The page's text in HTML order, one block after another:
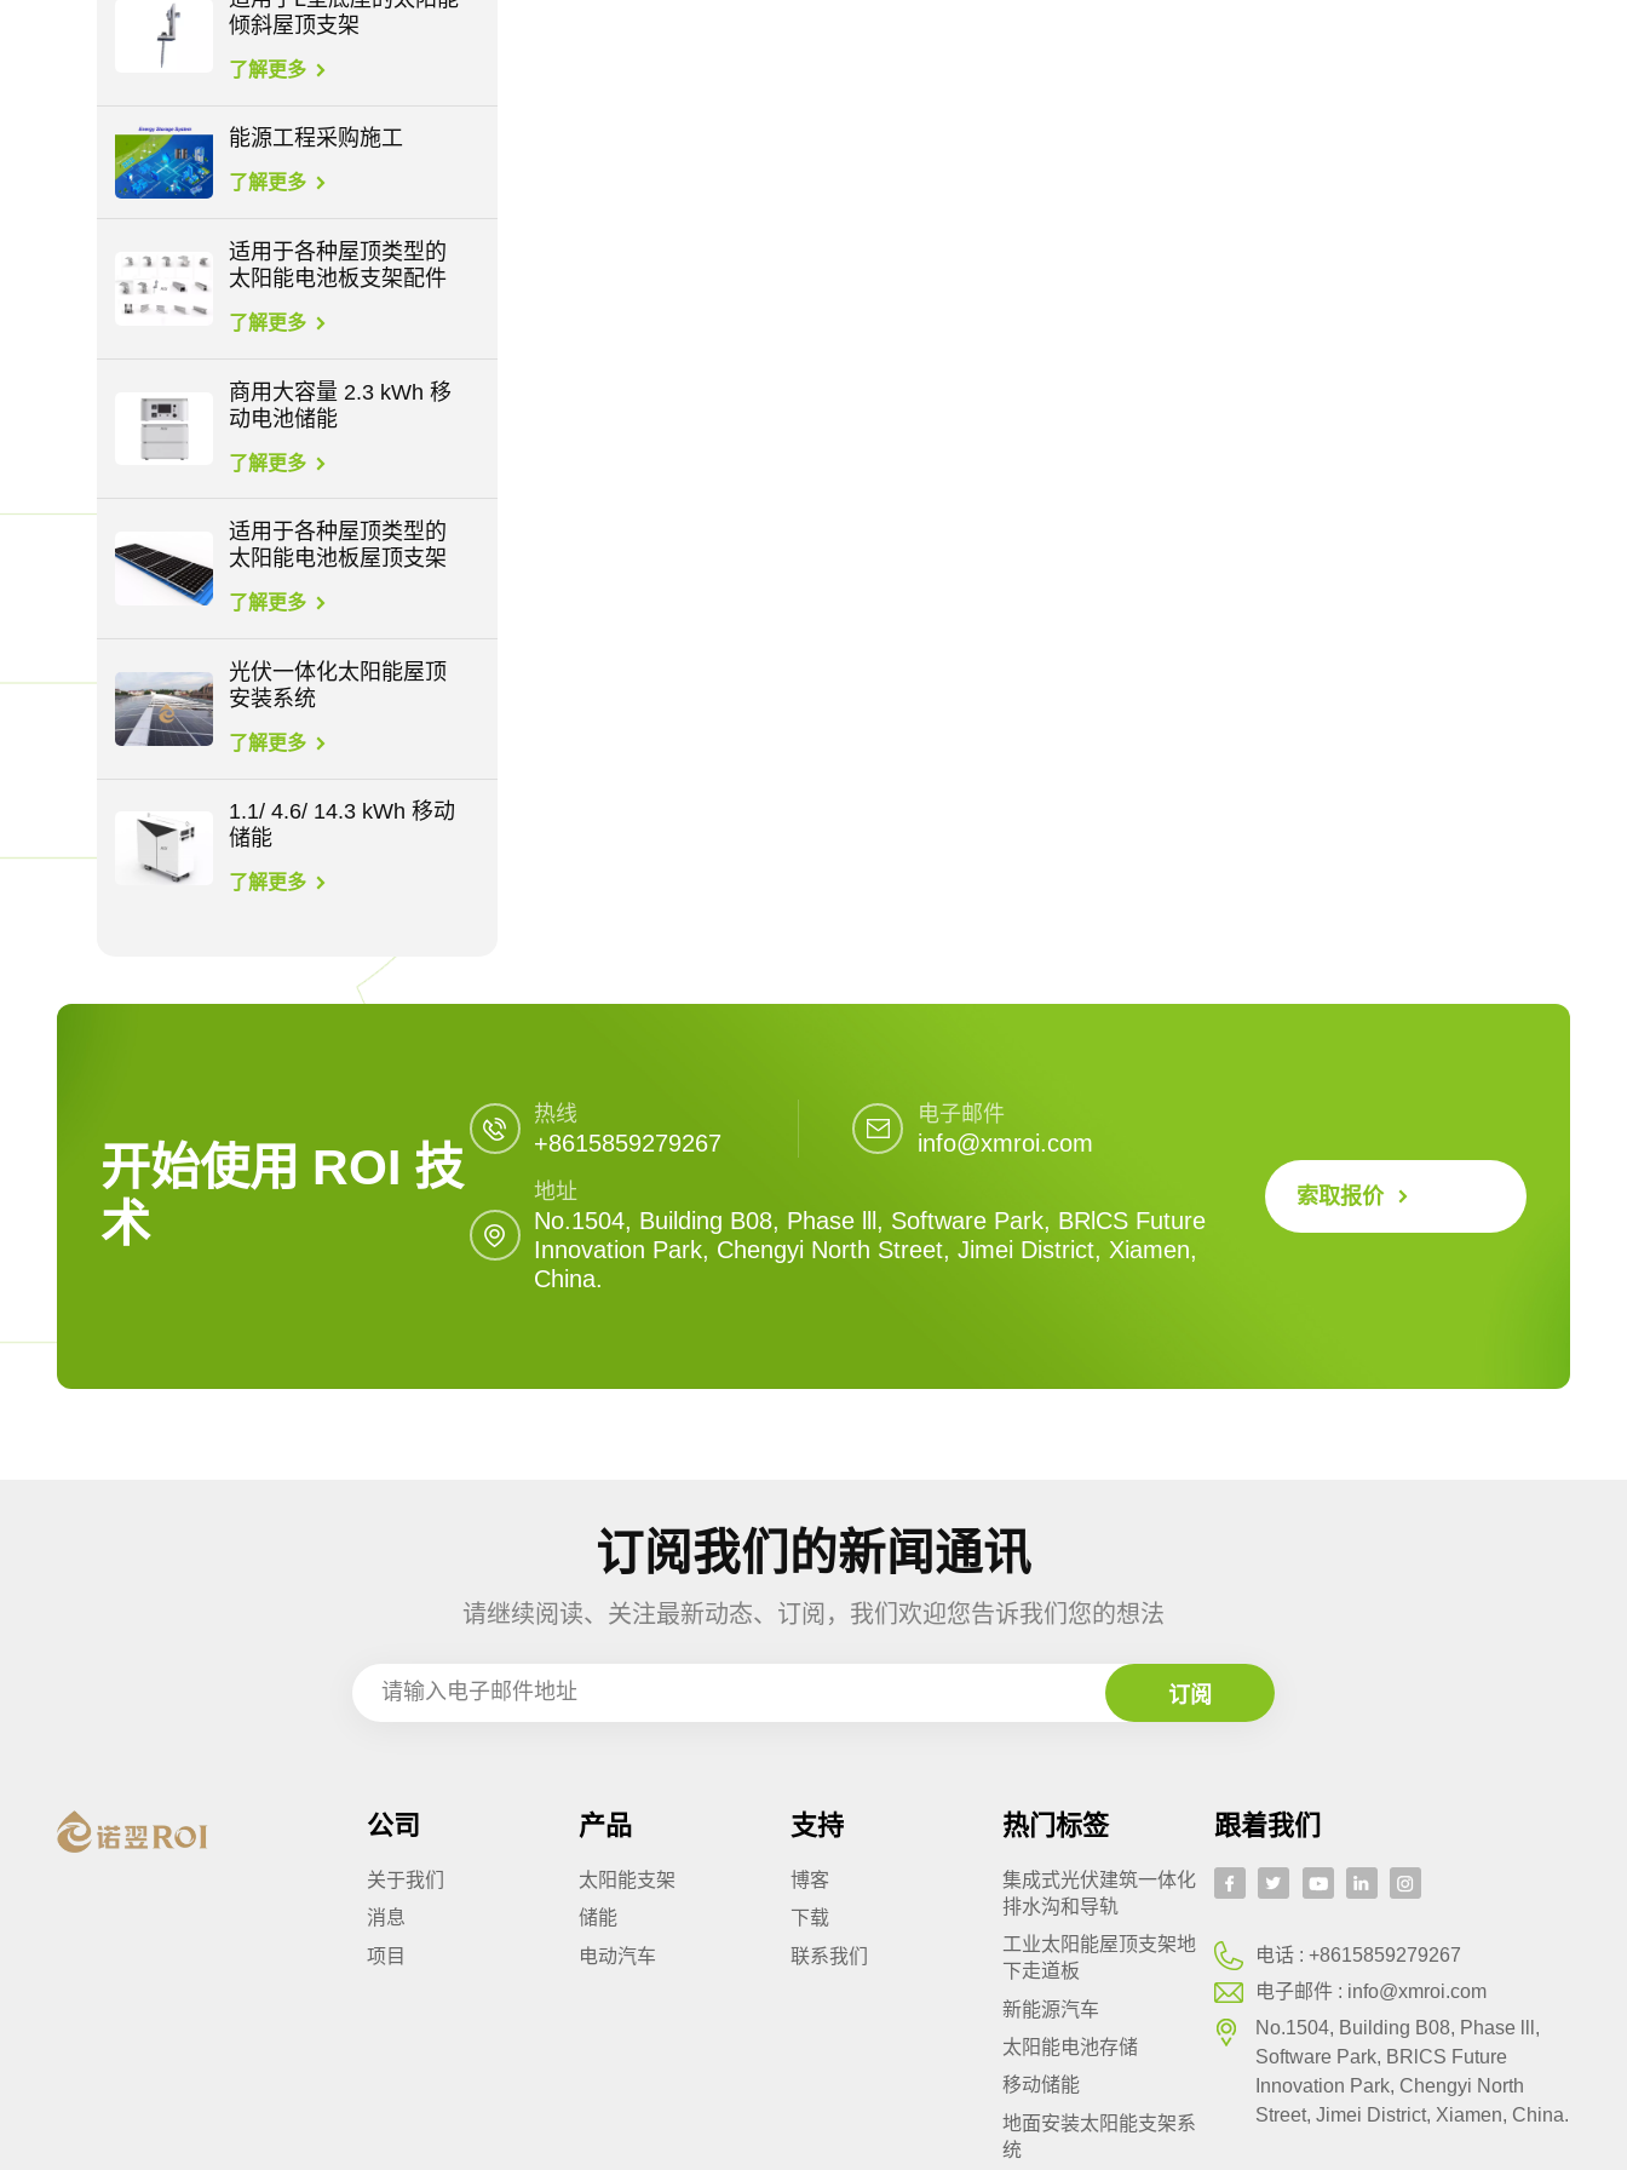
倾斜屋顶支架
了解更多
能源工程采购施工
了解更多
适用于各种屋顶类型的
太阳能电池板支架配件
了解更多
商用大容量 2.3 kWh 移
动电池储能
了解更多
适用于各种屋顶类型的
太阳能电池板屋顶支架
了解更多
光伏一体化太阳能屋顶
安装系统
了解更多
1.1/ 4.6/ 14.3 kWh 移动
储能
了解更多
开始使用 ROI 技
术
热线
+8615859279267
电子邮件
info@xmroi.com
地址
No.1504, Building B08, Phase lll, Software Park, BRlCS Future
Innovation Park, Chengyi North Street, Jimei District, Xiamen,
China.
索取报价
订阅我们的新闻通讯
请继续阅读、关注最新动态、订阅，我们欢迎您告诉我们您的想法
公司
关于我们
消息
项目
产品
太阳能支架
储能
电动汽车
支持
博客
下载
联系我们
热门标签
集成式光伏建筑一体化
排水沟和导轨
工业太阳能屋顶支架地
下走道板
新能源汽车
太阳能电池存储
移动储能
地面安装太阳能支架系
统
跟着我们
电话 :+8615859279267
电子邮件 : info@xmroi.com
No.1504, Building B08, Phase lll,
Software Park, BRlCS Future
Innovation Park, Chengyi North
Street, Jimei District, Xiamen, China.